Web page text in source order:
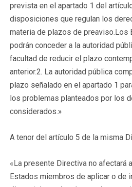
prevista en el apartado 1 del
disposiciones que regulan los
materia de plazos de preaviso.Los
podrán conceder a la autoridad
facultad de reducir el plazo
anterior.2. La autoridad pública
plazo señalado en el apartado 1
los problemas planteados por los
considerados.»
A tenor del artículo 5 de la misma
«La presente Directiva no afectará
Estados miembros de aplicar o de